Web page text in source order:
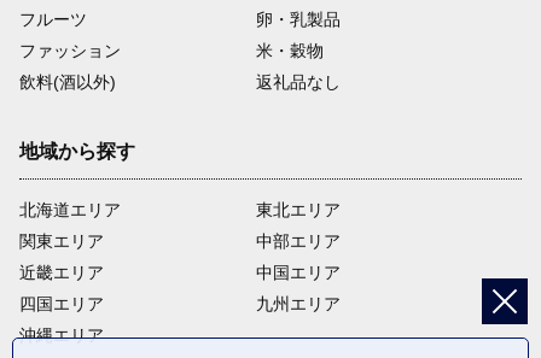
フルーツ
卵・乳製品
ファッション
米・穀物
飲料(酒以外)
返礼品なし
地域から探す
北海道エリア
関東エリア
近畿エリア
四国エリア
沖縄エリア
東北エリア
中部エリア
中国エリア
九州エリア